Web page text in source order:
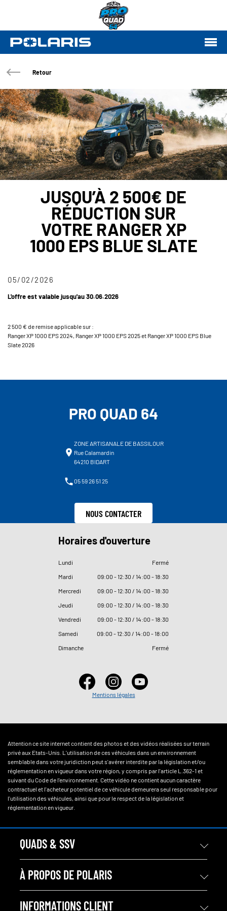
Retour
JUSQU’À 2 500€ DE
RÉDUCTION SUR
VOTRE RANGER XP
1000 EPS BLUE SLATE
05/02/2026
L'offre est valable jusqu'au 30.06.2026
2 500 € de remise applicable sur :
Ranger XP 1000 EPS 2024, Ranger XP 1000 EPS 2025 et Ranger XP 1000 EPS Blue
Slate 2026
PRO QUAD 64
ZONE ARTISANALE DE BASSILOUR
Rue Calamardin
64210 BIDART
05 59 26 51 25
NOUS CONTACTER
Horaires d'ouverture
Lundi
Fermé
Mardi
09:00 - 12:30 / 14:00 - 18:30
Mercredi
09:00 - 12:30 / 14:00 - 18:30
Jeudi
09:00 - 12:30 / 14:00 - 18:30
Vendredi
09:00 - 12:30 / 14:00 - 18:30
Samedi
09:00 - 12:30 / 14:00 - 18:00
Dimanche
Fermé
Mentions légales
Attention ce site internet contient des photos et des vidéos réalisées sur terrain
privé aux Etats-Unis. L'utilisation de ces véhicules dans un environnement
semblable dans votre juridiction peut s'avérer interdite par la législation et/ou
réglementation en vigueur dans votre région, y compris par l'article L.362-1 et
suivant du Code de l'environnement. Cette vidéo ne contient aucun caractère
contractuel et l'acheteur potentiel de ce véhicule demeurera seul responsable pour
l'utilisation des véhicules, ainsi que pour le respect de la législation et
réglementation en vigueur.
QUADS & SSV
À PROPOS DE POLARIS
INFORMATIONS CLIENT